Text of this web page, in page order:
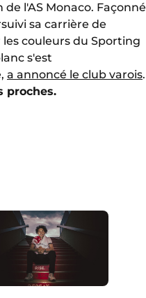
l'AS Monaco. Façonné
sa carrière de
couleurs du Sporting
s'est
a annoncé le club varois.
proches.